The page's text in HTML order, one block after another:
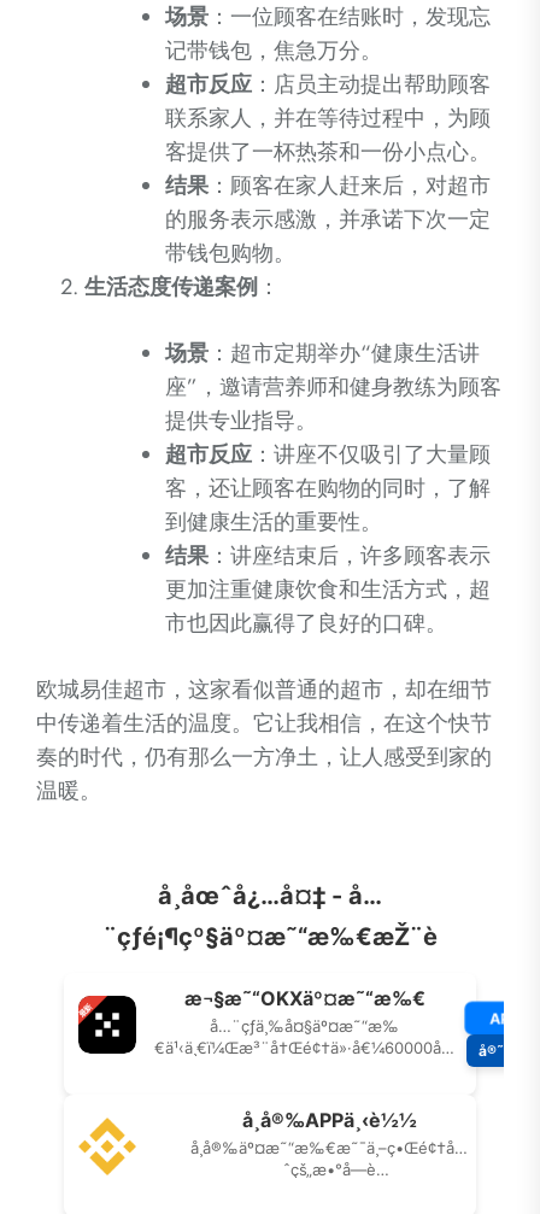
场景 ：一位顾客在结账时，发现忘
记带钱包，焦急万分。
超市反应 ：店员主动提出帮助顾客
联系家人，并在等待过程中，为顾
客提供了一杯热茶和一份小点心。
结果 ：顾客在家人赶来后，对超市
的服务表示感激，并承诺下次一定
带钱包购物。
生活态度传递案例 ：
场景 ：超市定期举办“健康生活讲
座”，邀请营养师和健身教练为顾客
提供专业指导。
超市反应 ：讲座不仅吸引了大量顾
客，还让顾客在购物的同时，了解
到健康生活的重要性。
结果 ：讲座结束后，许多顾客表示
更加注重健康饮食和生活方式，超
市也因此赢得了良好的口碑。
欧城易佳超市，这家看似普通的超市，却在细节
中传递着生活的温度。它让我相信，在这个快节
奏的时代，仍有那么一方净土，让人感受到家的
温暖。